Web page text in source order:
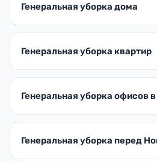
Генеральная уборка дома
Генеральная уборка квартир
Генеральная уборка офисов
Генеральная уборка перед